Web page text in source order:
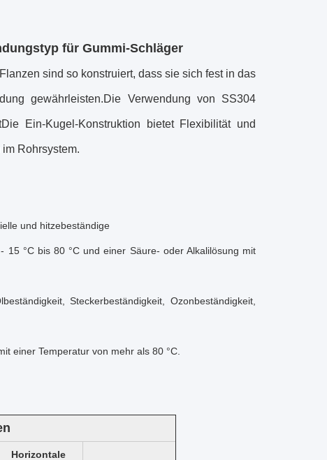
für Gummi-Schläger
sind so konstruiert, dass sie sich fest in das
gewährleisten.Die Verwendung von SS304
Ein-Kugel-Konstruktion bietet Flexibilität und
Rohrsystem.
und hitzebeständige
°C bis 80 °C und einer Säure- oder Alkalilösung mit
Steckerbeständigkeit, Ozonbeständigkeit,
einer Temperatur von mehr als 80 °C.
Horizontale